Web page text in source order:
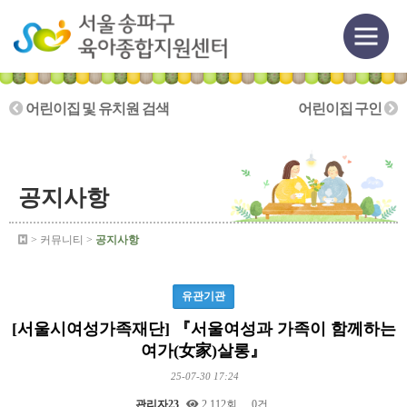
어린이집 및 유치원 검색 어린이집 구인
공지사항
> 커뮤니티 > 공지사항
유관기관
[서울시여성가족재단] 『서울여성과 가족이 함께하는
여가(女家)살롱』
25-07-30 17:24
관리자23 2,112회 0건